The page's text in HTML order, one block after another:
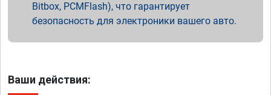
Bitbox, PCMFlash), что гарантирует
безопасность для электроники вашего авто.
Ваши действия: